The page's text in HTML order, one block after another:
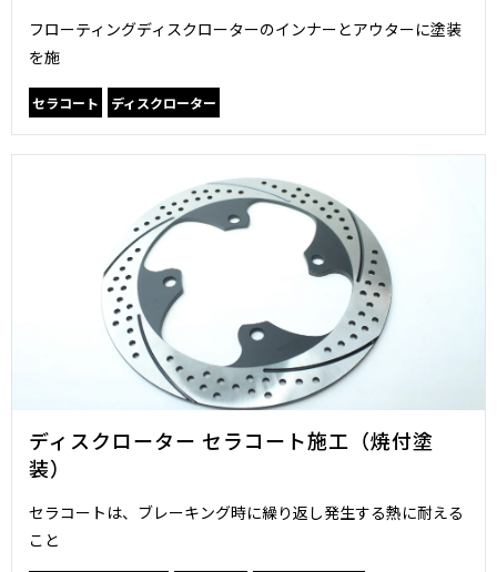
フローティングディスクローターのインナーとアウターに塗装
を施
セラコート ディスクローター
ディスクローター セラコート施工（焼付塗
装）
セラコートは、ブレーキング時に繰り返し発生する熱に耐える
こと